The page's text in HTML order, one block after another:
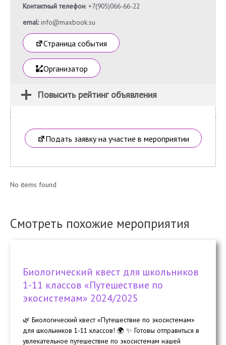
Контактный телефон: +7(905)066-66-22
emal:info@maxbook.su
Страница события
Организатор
Повысить рейтинг объявления
Подать заявку на участие в мероприятии
No items found
Смотреть похожие мероприятия
Биологический квест для школьников
1-11 классов «Путешествие по
экосистемам» 2024/2025
🌿 Биологический квест «Путешествие по экосистемам»
для школьников 1-11 классов! 🌍 ✨ Готовы отправиться в
увлекательное путешествие по экосистемам нашей